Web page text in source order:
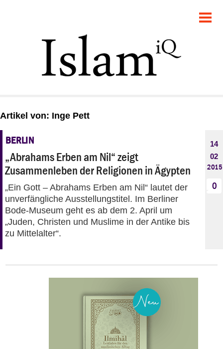
GESELLSCHAFT
STARTSEITE
DEBATTE
PANORAMA
Artikel von: Inge Pett
BERLIN
„Abrahams Erben am Nil“ zeigt
Zusammenleben der Religionen in Ägypten
„Ein Gott – Abrahams Erben am Nil“ lautet der
unverfängliche Ausstellungstitel. Im Berliner
Bode-Museum geht es ab dem 2. April um
„Juden, Christen und Muslime in der Antike bis
zu Mittelalter“.
14
02
2015
0